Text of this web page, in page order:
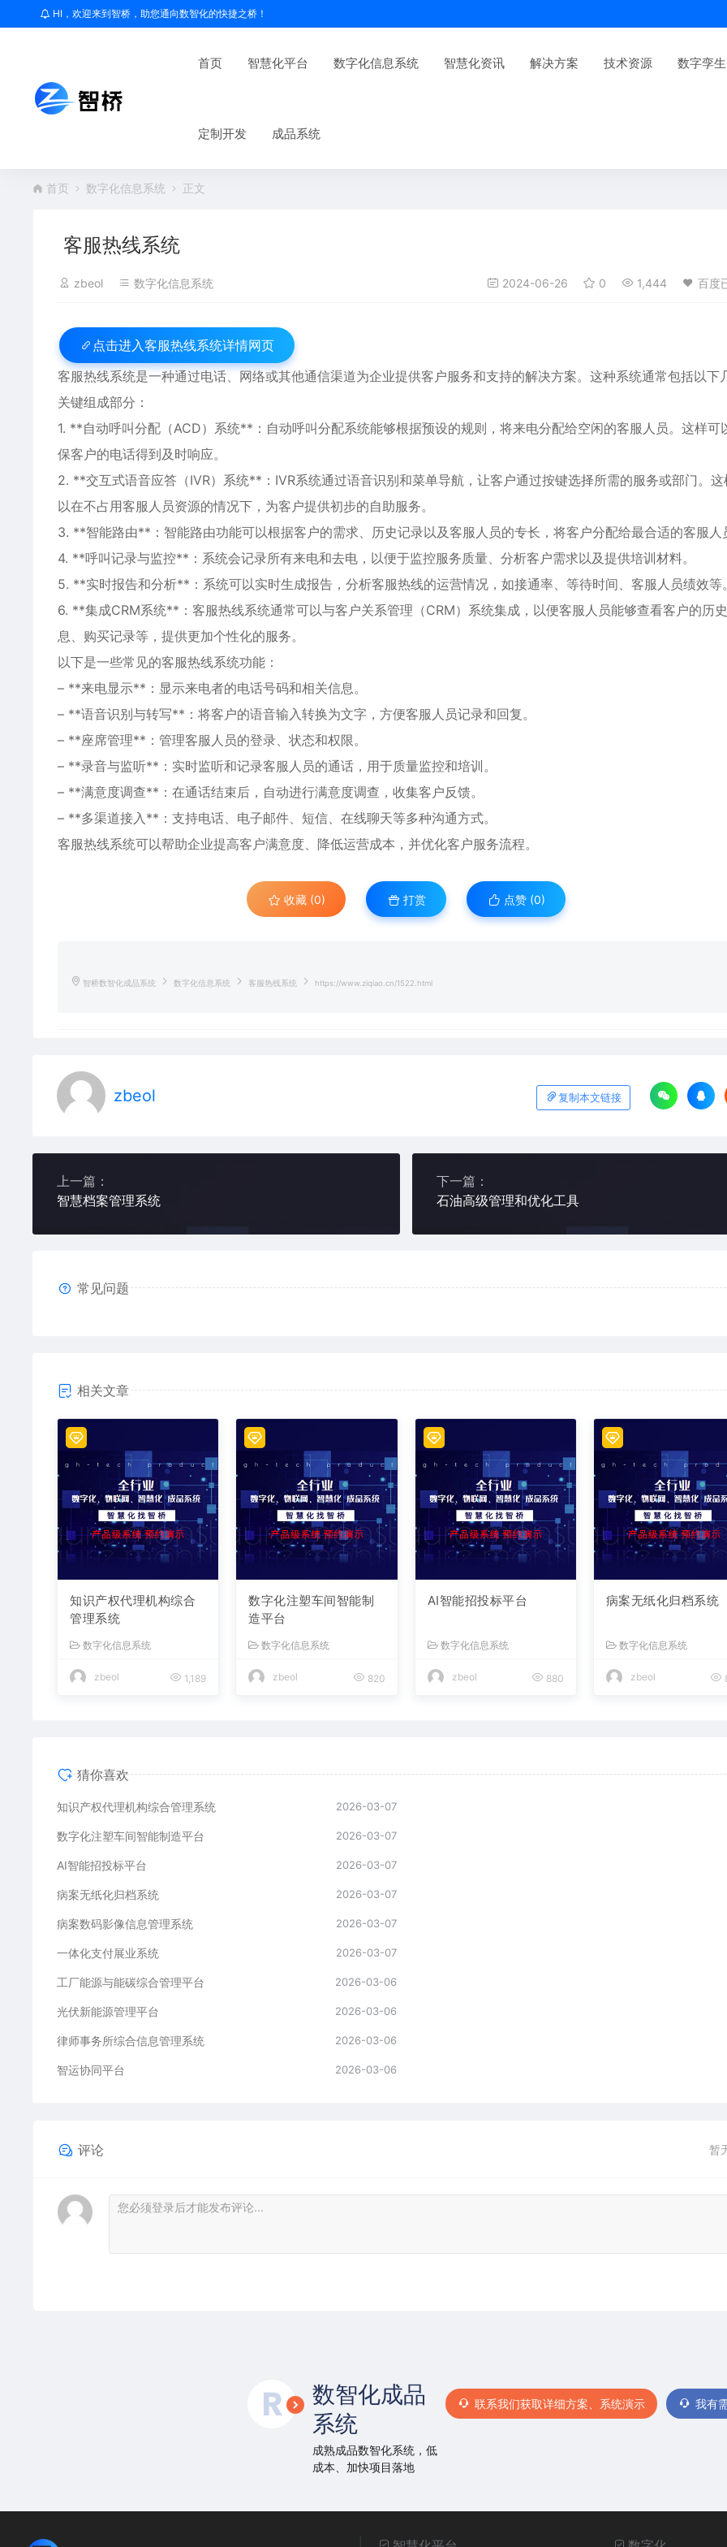
HI，欢迎来到智桥，助您通向数智化的快捷之桥！
首页 智慧化平台 数字化信息系统 智慧化资讯 解决方案 技术资源 数字孪生
定制开发 成品系统
首页 数字化信息系统 正文
客服热线系统
zbeol 数字化信息系统 2024-06-26 0 1,444 百度
点击进入 客服热线系统详情网页
客服热线系统是一种通过电话、网络或其他通信渠道为企业提供客户服务和支持的解决方案。这种系统通常包括以下
关键组成部分：
1. **自动呼叫分配（ACD）系统**：自动呼叫分配系统能够根据预设的规则，将来电分配给空闲的客服人员。这样可
保客户的电话得到及时响应。
2. **交互式语音应答（IVR）系统**：IVR系统通过语音识别和菜单导航，让客户通过按键选择所需的服务或部门。这
以在不占用客服人员资源的情况下，为客户提供初步的自助服务。
3. **智能路由**：智能路由功能可以根据客户的需求、历史记录以及客服人员的专长，将客户分配给最合适的客服人
4. **呼叫记录与监控**：系统会记录所有来电和去电，以便于监控服务质量、分析客户需求以及提供培训材料。
5. **实时报告和分析**：系统可以实时生成报告，分析客服热线的运营情况，如接通率、等待时间、客服人员绩效等
6. **集成CRM系统**：客服热线系统通常可以与客户关系管理（CRM）系统集成，以便客服人员能够查看客户的历
息、购买记录等，提供更加个性化的服务。
以下是一些常见的客服热线系统功能：
– **来电显示**：显示来电者的电话号码和相关信息。
– **语音识别与转写**：将客户的语音输入转换为文字，方便客服人员记录和回复。
– **座席管理**：管理客服人员的登录、状态和权限。
– **录音与监听**：实时监听和记录客服人员的通话，用于质量监控和培训。
– **满意度调查**：在通话结束后，自动进行满意度调查，收集客户反馈。
– **多渠道接入**：支持电话、电子邮件、短信、在线聊天等多种沟通方式。
客服热线系统可以帮助企业提高客户满意度、降低运营成本，并优化客户服务流程。
收藏 (0) 打赏 点赞 (0)
智桥数智化成品系统 数字化信息系统 客服热线系统 https://www.ziqiao.cn/1522.html
zbeol 复制本文链接
上一篇：
智慧档案管理系统
下一篇：
石油高级管理和优化工具
常见问题
相关文章
知识产权代理机构综合
管理系统
数字化信息系统
zbeol 1,189
数字化注塑车间智能制
造平台
数字化信息系统
zbeol 820
AI智能招投标平台
数字化信息系统
zbeol 880
病案无纸化归档系统
数字化信息系统
zbeol
猜你喜欢
知识产权代理机构综合管理系统 2026-03-07
数字化注塑车间智能制造平台 2026-03-07
AI智能招投标平台 2026-03-07
病案无纸化归档系统 2026-03-07
病案数码影像信息管理系统 2026-03-07
一体化支付展业系统 2026-03-07
工厂能源与能碳综合管理平台 2026-03-06
光伏新能源管理平台 2026-03-06
律师事务所综合信息管理系统 2026-03-06
智运协同平台 2026-03-06
评论 暂
数智化成品
系统
成熟成品数智化系统，低
成本、加快项目落地
联系我们获取详细方案、系统演示 我有